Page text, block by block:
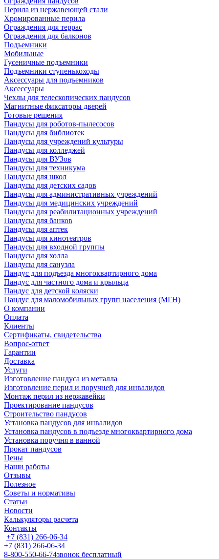
Перила из нержавеющей стали
Хромированные перила
Ограждения для террас
Ограждения для балконов
Подъемники
Мобильные
Гусеничные подъемники
Подъемники ступенькоходы
Аксессуары для подъемников
Аксессуары
Чехлы для телескопических пандусов
Магнитные фиксаторы дверей
Готовые решения
Пандусы для роботов-пылесосов
Пандусы для библиотек
Пандусы для учреждений культуры
Пандусы для колледжей
Пандусы для ВУЗов
Пандусы для техникума
Пандусы для школ
Пандусы для детских садов
Пандусы для административных учреждений
Пандусы для медицинских учреждений
Пандусы для реабилитационных учреждений
Пандусы для банков
Пандусы для аптек
Пандусы для кинотеатров
Пандусы для входной группы
Пандусы для холла
Пандусы для санузла
Пандус для подъезда многоквартирного дома
Пандус для частного дома и крыльца
Пандус для детской коляски
Пандус для маломобильных групп населения (МГН)
О компании
Оплата
Клиенты
Сертификаты, свидетельства
Вопрос-ответ
Гарантии
Доставка
Услуги
Изготовление пандуса из металла
Изготовление перил и поручней для инвалидов
Монтаж перил из нержавейки
Проектирование пандусов
Строительство пандусов
Установка пандусов для инвалидов
Установка пандусов в подъезде многоквартирного дома
Установка поручня в ванной
Прокат пандусов
Цены
Наши работы
Отзывы
Полезное
Советы и нормативы
Статьи
Новости
Калькуляторы расчета
Контакты
+7 (831) 266-06-34
+7 (831) 266-06-34
8-800-550-66-74звонок бесплатный